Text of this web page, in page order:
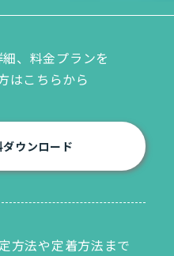
、料金プランを
はこちらから
ウンロード
方法や定着方法まで